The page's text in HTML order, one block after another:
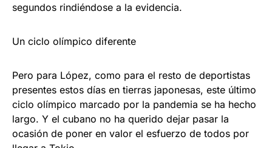
segundos rindiéndose a la evidencia.
Un ciclo olímpico diferente
Pero para López, como para el resto de deportistas
presentes estos días en tierras japonesas, este último
ciclo olímpico marcado por la pandemia se ha hecho
largo. Y el cubano no ha querido dejar pasar la
ocasión de poner en valor el esfuerzo de todos por